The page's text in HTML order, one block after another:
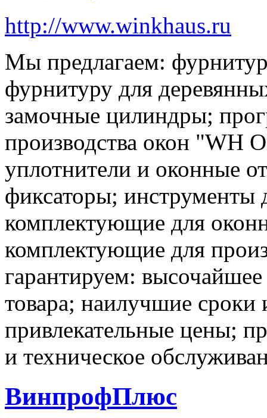
http://www.winkhaus.ru
Мы предлагаем:
фурнитуру для
замочные цилиндры;
производства окон "WH
уплотнители и оконные
фиксаторы; инструменты
комплектующие для
комплектующие для
гарантируем: высочайшее
товара; наилучшие сроки
привлекательные цены;
и техническое
ВинпрофПлюс